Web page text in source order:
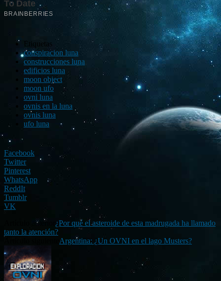
Etiquetas
conspiracion luna
construcciones luna
edificios luna
moon object
moon ufo
ovni luna
ovnis en la luna
ovnis luna
ufo luna
Facebook
Twitter
Pinterest
WhatsApp
ReddIt
Tumblr
VK
Artículo anterior ¿Por qué el asteroide de esta madrugada ha llamado
tanto la atención?
Argentina: ¿Un OVNI en el lago Musters?